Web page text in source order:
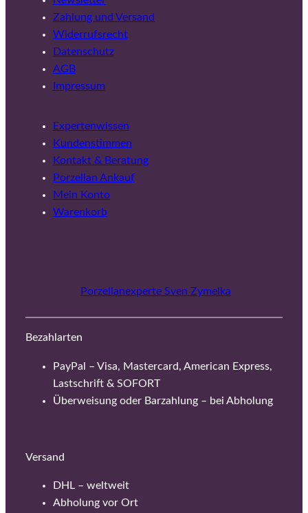
Zahlung und Versand
Widerrufsrecht
Datenschutz
AGB
Impressum
Expertenwissen
Kundenstimmen
Kontakt & Beratung
Porzellan Ankauf
Mein Konto
Warenkorb
Porzellanexperte Sven Zymelka
Bezahlarten
PayPal – Visa, Mastercard, American Express,
Lastschrift & SOFORT
Überweisung oder Barzahlung – bei Abholung
Versand
DHL – weltweit
Abholung vor Ort